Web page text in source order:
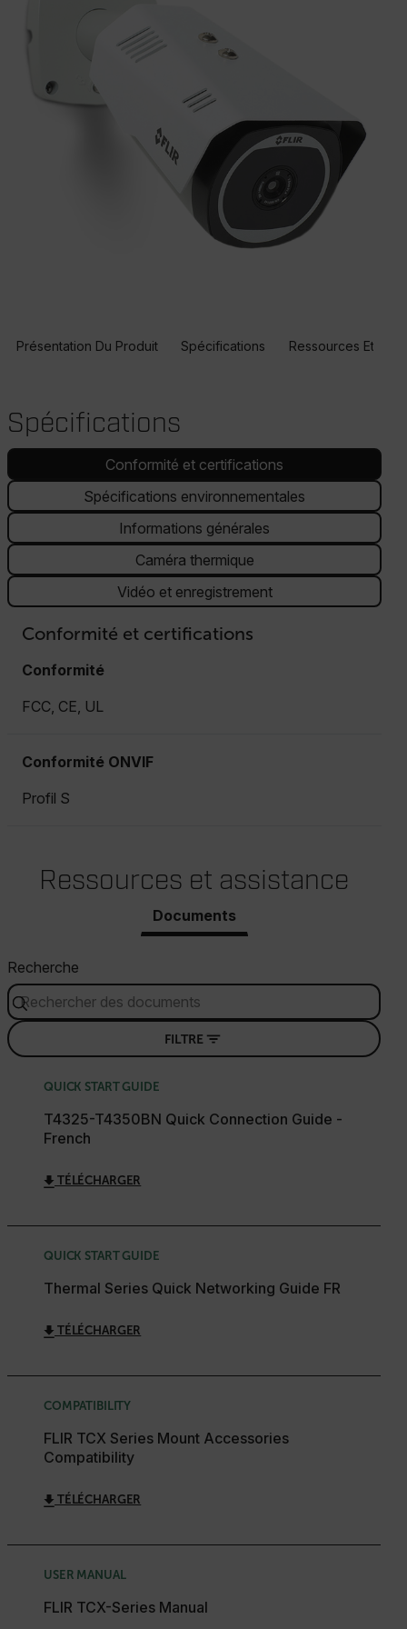
Présentation Du Produit Spécifications Ressources Et
Spécifications
Conformité et certifications
Spécifications environnementales
Informations générales
Caméra thermique
Vidéo et enregistrement
Conformité et certifications
Conformité
FCC, CE, UL
Conformité ONVIF
Profil S
Ressources et assistance
Documents
Recherche
FILTRE
QUICK START GUIDE
T4325-T4350BN Quick Connection Guide -
French
TÉLÉCHARGER
QUICK START GUIDE
Thermal Series Quick Networking Guide FR
TÉLÉCHARGER
COMPATIBILITY
FLIR TCX Series Mount Accessories
Compatibility
TÉLÉCHARGER
USER MANUAL
FLIR TCX-Series Manual